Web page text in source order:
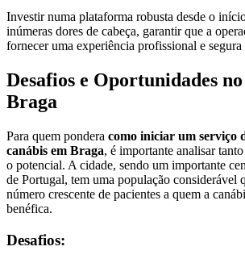
Investir numa plataforma robusta desde o
inúmeras dores de cabeça, garantir que a
fornecer uma experiência profissional e segura
Desafios e Oportunidades
Braga
Para quem pondera como iniciar um serviço
canábis em Braga, é importante analisar
o potencial. A cidade, sendo um importante
de Portugal, tem uma população considerável
número crescente de pacientes a quem a
benéfica.
Desafios: